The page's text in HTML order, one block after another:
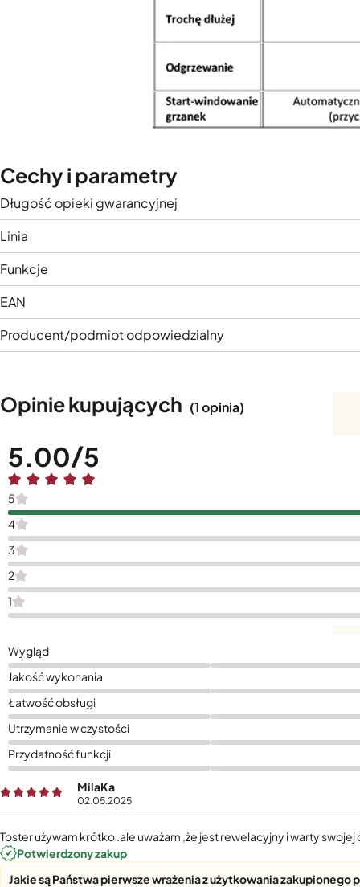
Cechy i parametry
Długość opieki gwarancyjnej
Linia
Funkcje
EAN
Producent/podmiot odpowiedzialny
Opinie kupujących (1 opinia)
5.00
5
4
3
2
1
Wygląd
Jakość wykonania
Łatwość obsługi
Utrzymanie w czystości
Przydatność funkcji
MilaKa
02.05.2025
Toster używam krótko .ale uważam ,że jest rewelacyjny i warty swojej
Potwierdzony zakup
Jakie są Państwa pierwsze wrażenia z użytkowania zakupionego